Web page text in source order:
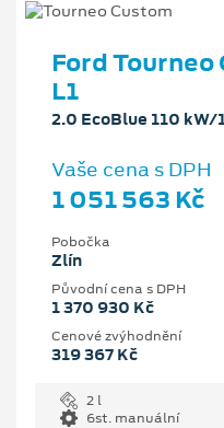
Ford
L1
2.0 EcoBlue 110
Vaše cena s DPH
1 051 563 Kč
Pobočka
Zlín
Původní cena s DPH
1 370 930 Kč
Cenové zvýhodnění
319 367 Kč
2 l
6st. manuální